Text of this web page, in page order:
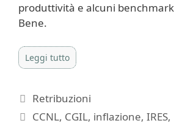
produttività e alcuni
Bene.
Leggi tutto
Categorie
Retribuzioni
Tag
CCNL, CGIL, inflazione,IRES,